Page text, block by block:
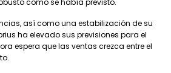
como se había previsto.
así como una estabilización de su
ha elevado sus previsiones para el
espera que las ventas crezca entre el